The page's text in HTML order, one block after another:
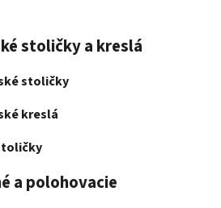
stoličky a kreslá
stoličky
kreslá
a polohovacie